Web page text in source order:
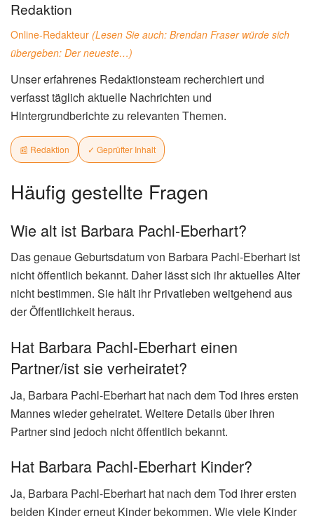
Redaktion
Online-Redakteur (Lesen Sie auch: Brendan Fraser würde sich
übergeben: Der neueste…)
Unser erfahrenes Redaktionsteam recherchiert und
verfasst täglich aktuelle Nachrichten und
Hintergrundberichte zu relevanten Themen.
📰 Redaktion ✓ Geprüfter Inhalt
Häufig gestellte Fragen
Wie alt ist Barbara Pachl-Eberhart?
Das genaue Geburtsdatum von Barbara Pachl-Eberhart ist
nicht öffentlich bekannt. Daher lässt sich ihr aktuelles Alter
nicht bestimmen. Sie hält ihr Privatleben weitgehend aus
der Öffentlichkeit heraus.
Hat Barbara Pachl-Eberhart einen
Partner/ist sie verheiratet?
Ja, Barbara Pachl-Eberhart hat nach dem Tod ihres ersten
Mannes wieder geheiratet. Weitere Details über ihren
Partner sind jedoch nicht öffentlich bekannt.
Hat Barbara Pachl-Eberhart Kinder?
Ja, Barbara Pachl-Eberhart hat nach dem Tod ihrer ersten
beiden Kinder erneut Kinder bekommen. Wie viele Kinder